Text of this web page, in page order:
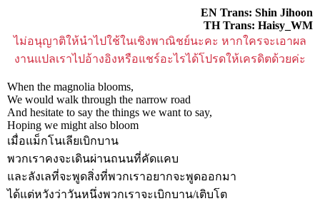
EN Trans: Shin Jihoon
TH Trans: Haisy_WM
ไม่อนุญาติให้นำไปใช้ในเชิงพาณิชย์นะคะ หากใครจะเอาผล
งานแปลเราไปอ้างอิงหรือแชร์อะไรได้โปรดให้เครดิตด้วยค่ะ
When the magnolia blooms,
We would walk through the narrow road
And hesitate to say the things we want to say,
Hoping we might also bloom
เมื่อแม็กโนเลียเบิกบาน
พวกเราคงจะเดินผ่านถนนที่คัดแคบ
และลังเลที่จะพูดสิ่งที่พวกเราอยากจะพูดออกมา
ได้แต่หวังว่าวันหนึ่งพวกเราจะเบิกบาน/เติบโต